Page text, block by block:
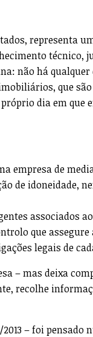
representa
técnico,
não há
que
dia em que
empresa de
de idoneidade,
associados
que assegure
legais de
– mas deixa
recolhe
– foi pensado